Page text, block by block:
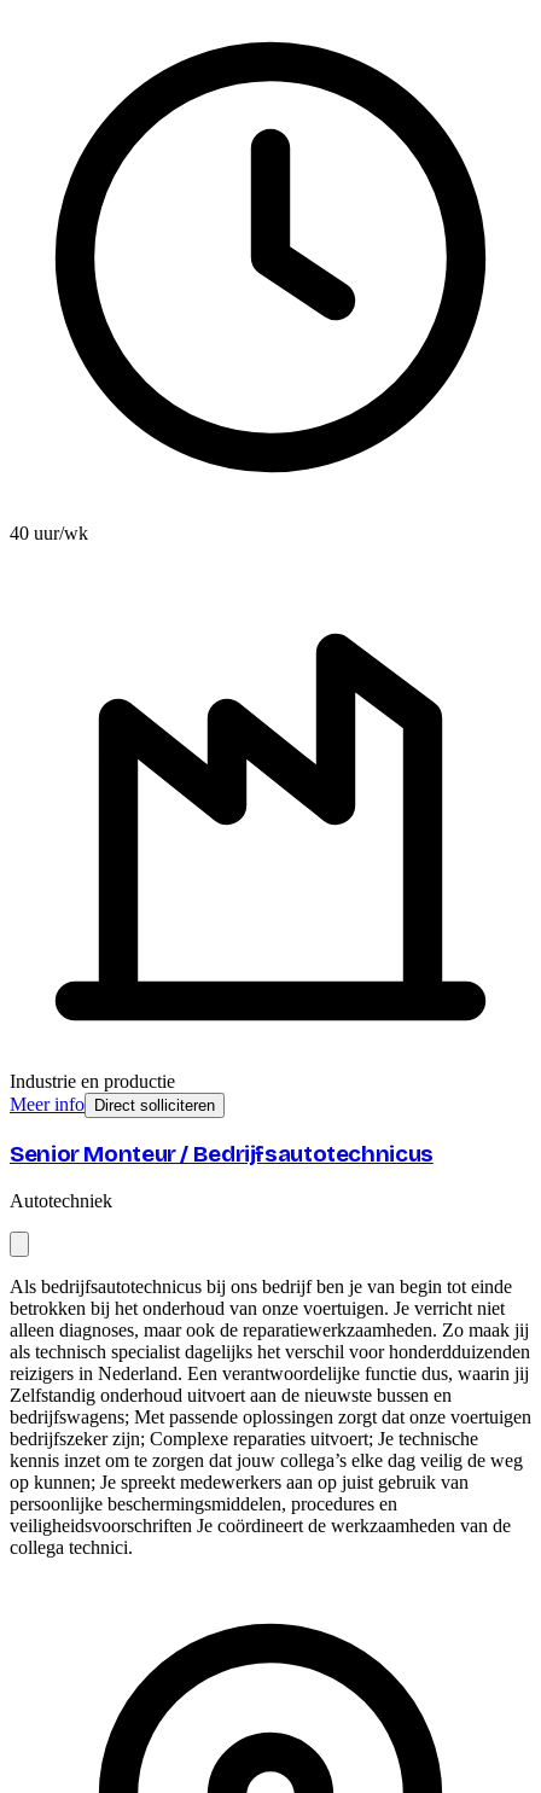
40 uur/wk
Industrie en productie
Meer info
Direct solliciteren
Senior Monteur / Bedrijfsautotechnicus
Autotechniek
Als bedrijfsautotechnicus bij ons bedrijf ben je van begin tot einde
betrokken bij het onderhoud van onze voertuigen. Je verricht niet
alleen diagnoses, maar ook de reparatiewerkzaamheden. Zo maak jij
als technisch specialist dagelijks het verschil voor honderdduizenden
reizigers in Nederland. Een verantwoordelijke functie dus, waarin jij
Zelfstandig onderhoud uitvoert aan de nieuwste bussen en
bedrijfswagens; Met passende oplossingen zorgt dat onze voertuigen
bedrijfszeker zijn; Complexe reparaties uitvoert; Je technische
kennis inzet om te zorgen dat jouw collega’s elke dag veilig de weg
op kunnen; Je spreekt medewerkers aan op juist gebruik van
persoonlijke beschermingsmiddelen, procedures en
veiligheidsvoorschriften Je coördineert de werkzaamheden van de
collega technici.